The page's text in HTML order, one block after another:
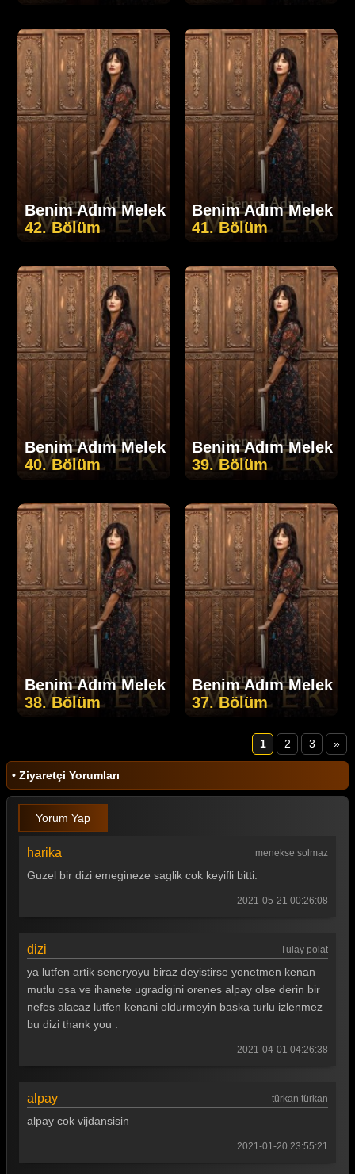
Benim Adım Melek
42. Bölüm
Benim Adım Melek
41. Bölüm
Benim Adım Melek
40. Bölüm
Benim Adım Melek
39. Bölüm
Benim Adım Melek
38. Bölüm
Benim Adım Melek
37. Bölüm
1 2 3 »
• Ziyaretçi Yorumları
Yorum Yap
harika menekse solmaz
Guzel bir dizi emegineze saglik cok keyifli bitti.
2021-05-21 00:26:08
dizi Tulay polat
ya lutfen artik seneryoyu biraz deyistirse yonetmen kenan
mutlu osa ve ihanete ugradigini orenes alpay olse derin bir
nefes alacaz lutfen kenani oldurmeyin baska turlu izlenmez
bu dizi thank you .
2021-04-01 04:26:38
alpay türkan türkan
alpay cok vijdansisin
2021-01-20 23:55:21